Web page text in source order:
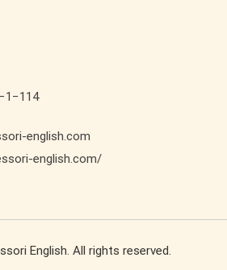
english.com
english.com/
English. All rights reserved.